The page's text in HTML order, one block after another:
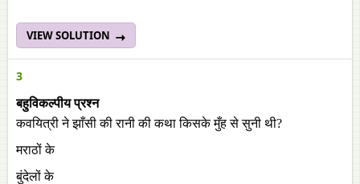
VIEW SOLUTION
3
बहुविकल्पीय प्रश्न
कवयित्री ने झाँसी की रानी की कथा किसके मुँह से सुनी थी?
मराठों के
बुंदेलों के